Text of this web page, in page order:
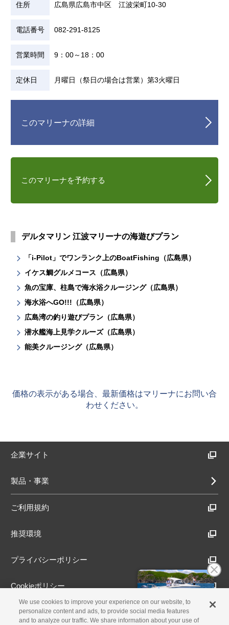
住所 広島県広島市中区 江波栄町10-30
電話番号 082-291-8125
営業時間 9：00～18：00
定休日 月曜日（祭日の場合は営業）第3火曜日
このマリーナの詳細
このマリーナを予約する
デルタマリン 江波マリーナの海遊びプラン
「i-Pilot」でワンランク上のBoatFishing（広島県）
イケス鯛グルメコース（広島県）
魚の宝庫、柱島で海水浴クルージング（広島県）
海水浴へGO!!!（広島県）
広島湾の釣り遊びプラン（広島県）
潜水艦海上見学クルーズ（広島県）
能美クルージング（広島県）
価格の表示がある場合、最新価格はマリーナにお問い合
わせください。
企業サイト
製品・事業
ご利用規約
推奨環境
プライバシーポリシー
Cookieポリシー
アクセシビリティ方針
We use cookies to improve your experience on our website, to
personalize content and ads, to provide social media features
and to analyze our traffic. We share information about your use of